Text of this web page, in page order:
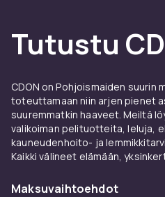
Tutustu
CDON on Pohjoismaiden suurin
toteuttamaan niin arjen pienet
suuremmatkin haaveet. Meiltä
valikoiman pelituotteita, leluja,
kauneudenhoito- ja
Kaikki välineet elämään,
Maksuvaihtoehdot